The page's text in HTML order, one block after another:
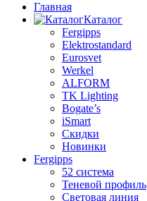
Главная
Каталог
Fergipps
Elektrostandard
Eurosvet
Werkel
ALFORM
TK Lighting
Bogate’s
iSmart
Скидки
Новинки
Fergipps
52 система
Теневой профиль
Световая линия